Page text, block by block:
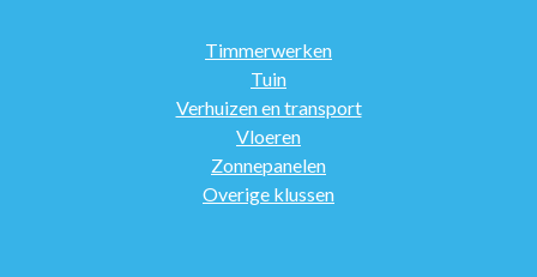
Timmerwerken
Tuin
Verhuizen en transport
Vloeren
Zonnepanelen
Overige klussen